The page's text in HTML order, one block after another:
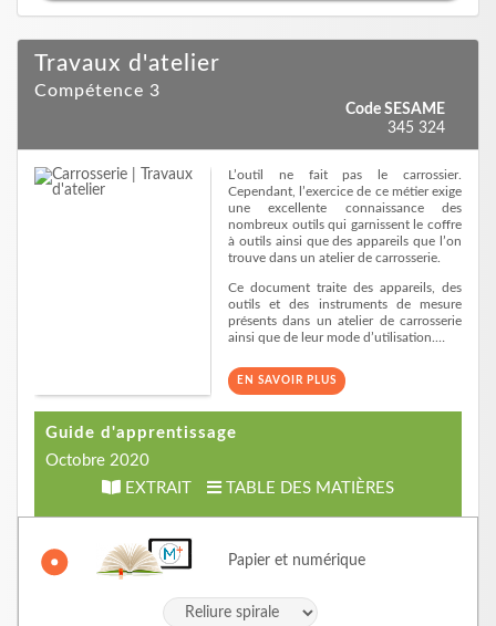
Travaux d'atelier
Compétence 3
Code SESAME
345 324
L’outil ne fait pas le carrossier.
Cependant, l’exercice de ce métier exige
une excellente connaissance des
nombreux outils qui garnissent le coffre
à outils ainsi que des appareils que l’on
trouve dans un atelier de carrosserie.
Ce document traite des appareils, des
outils et des instruments de mesure
présents dans un atelier de carrosserie
ainsi que de leur mode d’utilisation.…
EN SAVOIR PLUS
Guide d'apprentissage
Octobre 2020
EXTRAIT
TABLE DES MATIÈRES
Papier et numérique